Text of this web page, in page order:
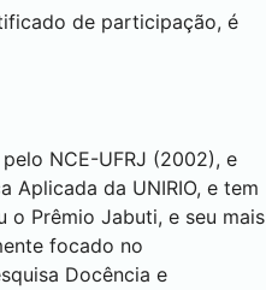
de participação, é
NCE-UFRJ (2002), e
Aplicada da UNIRIO, e tem
o Prêmio Jabuti, e seu mais
focado no
Docência e